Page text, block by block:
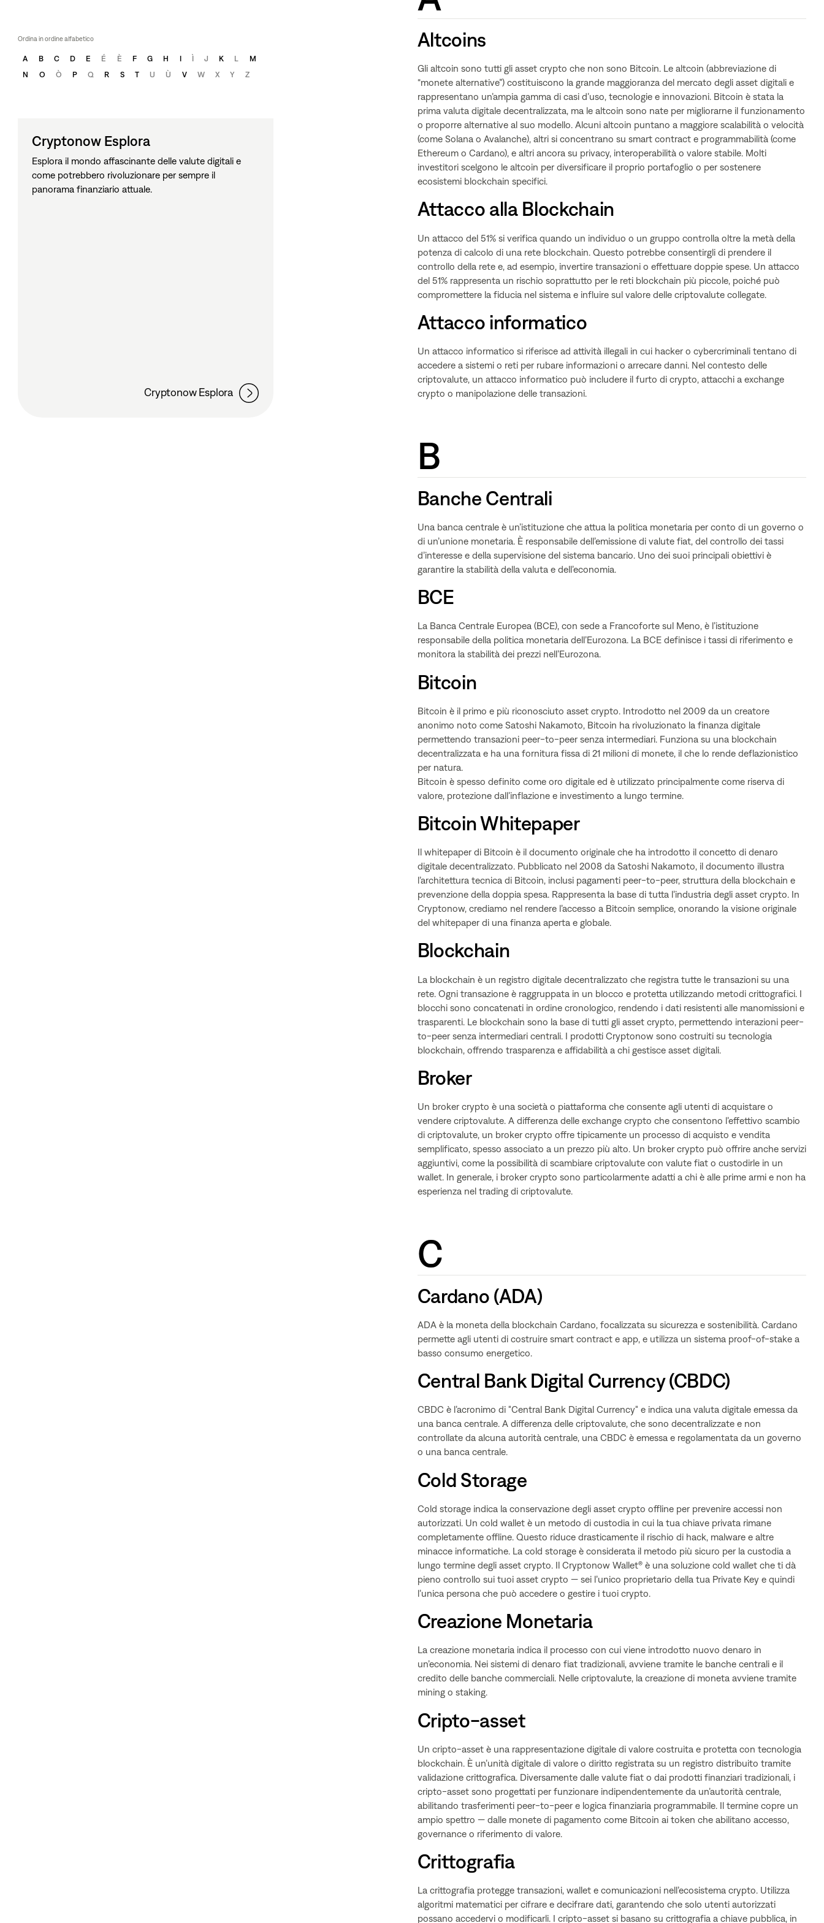
Ordina in ordine alfabetico
A B C D E É È F G H I Ì J K L
M
N
O Ò P Q R S T U Ù V W X Y Z
Cryptonow Esplora
Esplora il mondo affascinante delle valute digitali e
come potrebbero rivoluzionare per sempre il
panorama finanziario attuale.
Cryptonow Esplora
Altcoins
Gli altcoin sono tutti gli asset crypto che non sono Bitcoin. Le altcoin (abbreviazione di
“monete alternative”) costituiscono la grande maggioranza del mercato degli asset digitali e
rappresentano un’ampia gamma di casi d’uso, tecnologie e innovazioni. Bitcoin è stata la
prima valuta digitale decentralizzata, ma le altcoin sono nate per migliorarne il funzionamento
o proporre alternative al suo modello. Alcuni altcoin puntano a maggiore scalabilità o velocità
(come Solana o Avalanche), altri si concentrano su smart contract e programmabilità (come
Ethereum o Cardano), e altri ancora su privacy, interoperabilità o valore stabile. Molti
investitori scelgono le altcoin per diversificare il proprio portafoglio o per sostenere
ecosistemi blockchain specifici.
Attacco alla Blockchain
Un attacco del 51% si verifica quando un individuo o un gruppo controlla oltre la metà della
potenza di calcolo di una rete blockchain. Questo potrebbe consentirgli di prendere il
controllo della rete e, ad esempio, invertire transazioni o effettuare doppie spese. Un attacco
del 51% rappresenta un rischio soprattutto per le reti blockchain più piccole, poiché può
compromettere la fiducia nel sistema e influire sul valore delle criptovalute collegate.
Attacco informatico
Un attacco informatico si riferisce ad attività illegali in cui hacker o cybercriminali tentano di
accedere a sistemi o reti per rubare informazioni o arrecare danni. Nel contesto delle
criptovalute, un attacco informatico può includere il furto di crypto, attacchi a exchange
crypto o manipolazione delle transazioni.
B
Banche Centrali
Una banca centrale è un’istituzione che attua la politica monetaria per conto di un governo o
di un’unione monetaria. È responsabile dell’emissione di valute fiat, del controllo dei tassi
d’interesse e della supervisione del sistema bancario. Uno dei suoi principali obiettivi è
garantire la stabilità della valuta e dell’economia.
BCE
La Banca Centrale Europea (BCE), con sede a Francoforte sul Meno, è l’istituzione
responsabile della politica monetaria dell’Eurozona. La BCE definisce i tassi di riferimento e
monitora la stabilità dei prezzi nell’Eurozona.
Bitcoin
Bitcoin è il primo e più riconosciuto asset crypto. Introdotto nel 2009 da un creatore
anonimo noto come Satoshi Nakamoto, Bitcoin ha rivoluzionato la finanza digitale
permettendo transazioni peer-to-peer senza intermediari. Funziona su una blockchain
decentralizzata e ha una fornitura fissa di 21 milioni di monete, il che lo rende deflazionistico
per natura.
Bitcoin è spesso definito come oro digitale ed è utilizzato principalmente come riserva di
valore, protezione dall’inflazione e investimento a lungo termine.
Bitcoin Whitepaper
Il whitepaper di Bitcoin è il documento originale che ha introdotto il concetto di denaro
digitale decentralizzato. Pubblicato nel 2008 da Satoshi Nakamoto, il documento illustra
l’architettura tecnica di Bitcoin, inclusi pagamenti peer-to-peer, struttura della blockchain e
prevenzione della doppia spesa. Rappresenta la base di tutta l’industria degli asset crypto. In
Cryptonow, crediamo nel rendere l’accesso a Bitcoin semplice, onorando la visione originale
del whitepaper di una finanza aperta e globale.
Blockchain
La blockchain è un registro digitale decentralizzato che registra tutte le transazioni su una
rete. Ogni transazione è raggruppata in un blocco e protetta utilizzando metodi crittografici. I
blocchi sono concatenati in ordine cronologico, rendendo i dati resistenti alle manomissioni e
trasparenti. Le blockchain sono la base di tutti gli asset crypto, permettendo interazioni peer-
to-peer senza intermediari centrali. I prodotti Cryptonow sono costruiti su tecnologia
blockchain, offrendo trasparenza e affidabilità a chi gestisce asset digitali.
Broker
Un broker crypto è una società o piattaforma che consente agli utenti di acquistare o
vendere criptovalute. A differenza delle exchange crypto che consentono l’effettivo scambio
di criptovalute, un broker crypto offre tipicamente un processo di acquisto e vendita
semplificato, spesso associato a un prezzo più alto. Un broker crypto può offrire anche servizi
aggiuntivi, come la possibilità di scambiare criptovalute con valute fiat o custodirle in un
wallet. In generale, i broker crypto sono particolarmente adatti a chi è alle prime armi e non ha
esperienza nel trading di criptovalute.
C
Cardano (ADA)
ADA è la moneta della blockchain Cardano, focalizzata su sicurezza e sostenibilità. Cardano
permette agli utenti di costruire smart contract e app, e utilizza un sistema proof-of-stake a
basso consumo energetico.
Central Bank Digital Currency (CBDC)
CBDC è l’acronimo di "Central Bank Digital Currency" e indica una valuta digitale emessa da
una banca centrale. A differenza delle criptovalute, che sono decentralizzate e non
controllate da alcuna autorità centrale, una CBDC è emessa e regolamentata da un governo
o una banca centrale.
Cold Storage
Cold storage indica la conservazione degli asset crypto offline per prevenire accessi non
autorizzati. Un cold wallet è un metodo di custodia in cui la tua chiave privata rimane
completamente offline. Questo riduce drasticamente il rischio di hack, malware e altre
minacce informatiche. La cold storage è considerata il metodo più sicuro per la custodia a
lungo termine degli asset crypto. Il Cryptonow Wallet® è una soluzione cold wallet che ti dà
pieno controllo sui tuoi asset crypto — sei l’unico proprietario della tua Private Key e quindi
l’unica persona che può accedere o gestire i tuoi crypto.
Creazione Monetaria
La creazione monetaria indica il processo con cui viene introdotto nuovo denaro in
un’economia. Nei sistemi di denaro fiat tradizionali, avviene tramite le banche centrali e il
credito delle banche commerciali. Nelle criptovalute, la creazione di moneta avviene tramite
mining o staking.
Cripto-asset
Un cripto-asset è una rappresentazione digitale di valore costruita e protetta con tecnologia
blockchain. È un’unità digitale di valore o diritto registrata su un registro distribuito tramite
validazione crittografica. Diversamente dalle valute fiat o dai prodotti finanziari tradizionali, i
cripto-asset sono progettati per funzionare indipendentemente da un’autorità centrale,
abilitando trasferimenti peer-to-peer e logica finanziaria programmabile. Il termine copre un
ampio spettro — dalle monete di pagamento come Bitcoin ai token che abilitano accesso,
governance o riferimento di valore.
Crittografia
La crittografia protegge transazioni, wallet e comunicazioni nell’ecosistema crypto. Utilizza
algoritmi matematici per cifrare e decifrare dati, garantendo che solo utenti autorizzati
possano accedervi o modificarli. I cripto-asset si basano su crittografia a chiave pubblica, in